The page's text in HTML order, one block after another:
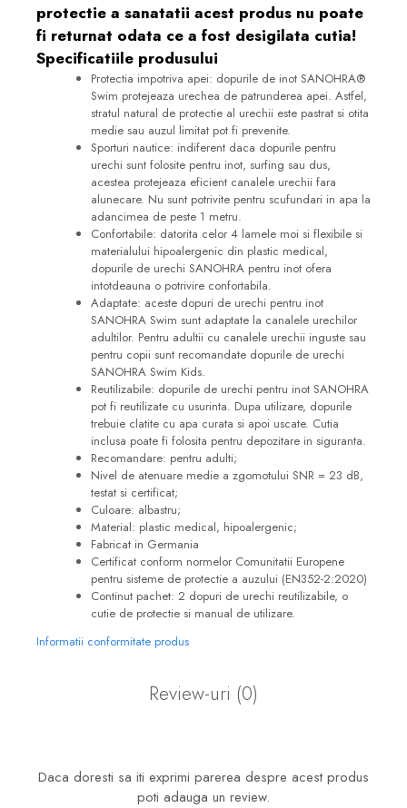
protectie a sanatatii acest produs nu poate
fi returnat odata ce a fost desigilata cutia!
Specificatiile produsului
Protectia impotriva apei: dopurile de inot SANOHRA®
Swim protejeaza urechea de patrunderea apei. Astfel,
stratul natural de protectie al urechii este pastrat si otita
medie sau auzul limitat pot fi prevenite.
Sporturi nautice: indiferent daca dopurile pentru
urechi sunt folosite pentru inot, surfing sau dus,
acestea protejeaza eficient canalele urechii fara
alunecare. Nu sunt potrivite pentru scufundari in apa la
adancimea de peste 1 metru.
Confortabile: datorita celor 4 lamele moi si flexibile si
materialului hipoalergenic din plastic medical,
dopurile de urechi SANOHRA pentru inot ofera
intotdeauna o potrivire confortabila.
Adaptate: aceste dopuri de urechi pentru inot
SANOHRA Swim sunt adaptate la canalele urechilor
adultilor. Pentru adultii cu canalele urechii inguste sau
pentru copii sunt recomandate dopurile de urechi
SANOHRA Swim Kids.
Reutilizabile: dopurile de urechi pentru inot SANOHRA
pot fi reutilizate cu usurinta. Dupa utilizare, dopurile
trebuie clatite cu apa curata si apoi uscate. Cutia
inclusa poate fi folosita pentru depozitare in siguranta.
Recomandare: pentru adulti;
Nivel de atenuare medie a zgomotului SNR = 23 dB,
testat si certificat;
Culoare: albastru;
Material: plastic medical, hipoalergenic;
Fabricat in Germania
Certificat conform normelor Comunitatii Europene
pentru sisteme de protectie a auzului (EN352-2:2020)
Continut pachet: 2 dopuri de urechi reutilizabile, o
cutie de protectie si manual de utilizare.
Informatii conformitate produs
Review-uri (0)
Daca doresti sa iti exprimi parerea despre acest produs
poti adauga un review.